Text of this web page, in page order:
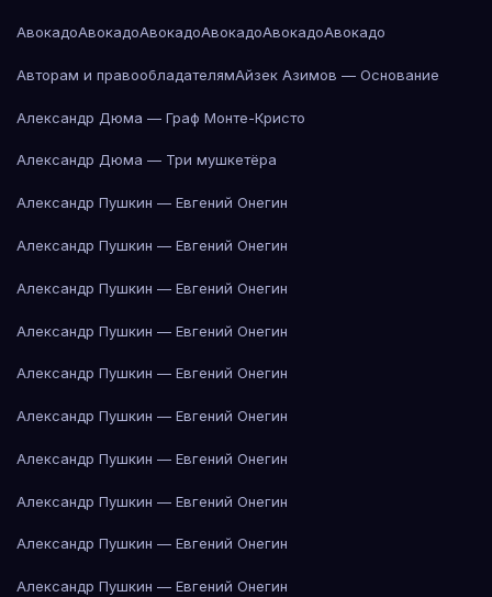
АвокадоАвокадоАвокадоАвокадоАвокадоАвокадо
Авторам и правообладателямАйзек Азимов — Основание
Александр Дюма — Граф Монте-Кристо
Александр Дюма — Три мушкетёра
Александр Пушкин — Евгений Онегин
Александр Пушкин — Евгений Онегин
Александр Пушкин — Евгений Онегин
Александр Пушкин — Евгений Онегин
Александр Пушкин — Евгений Онегин
Александр Пушкин — Евгений Онегин
Александр Пушкин — Евгений Онегин
Александр Пушкин — Евгений Онегин
Александр Пушкин — Евгений Онегин
Александр Пушкин — Евгений Онегин